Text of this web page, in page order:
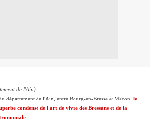
de l'Ain)
département de l'Ain, entre Bourg-en-Bresse et Mâcon, le
condensé de l'art de vivre des Bressans et de la